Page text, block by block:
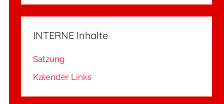
r
t
i
INTERNE Inhalte
Satzung
Kalender Links